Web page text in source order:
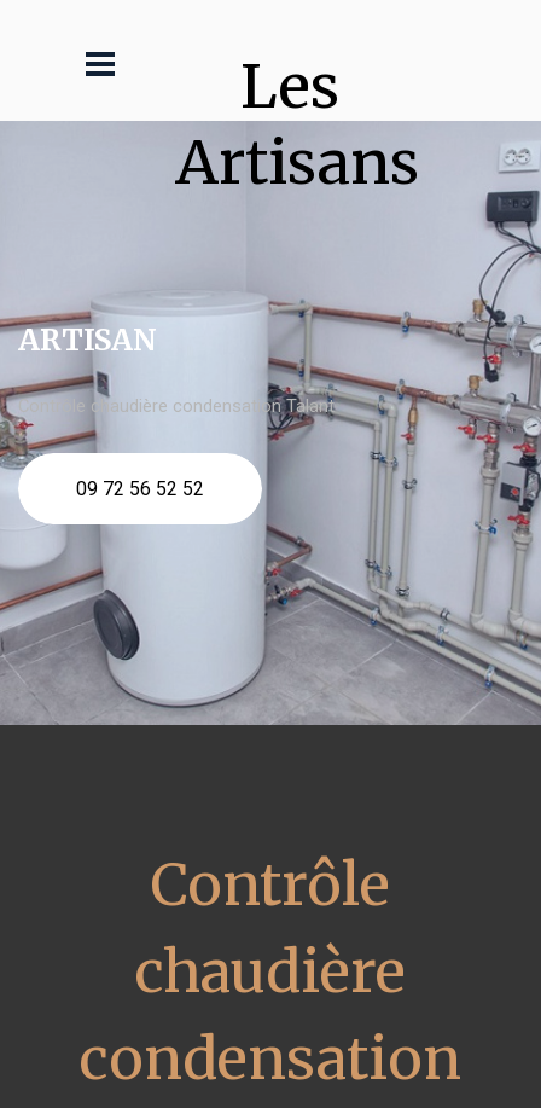
Les
Artisans
ARTISAN
Contrôle chaudière condensation Talant
09 72 56 52 52
Contrôle
chaudière
condensation